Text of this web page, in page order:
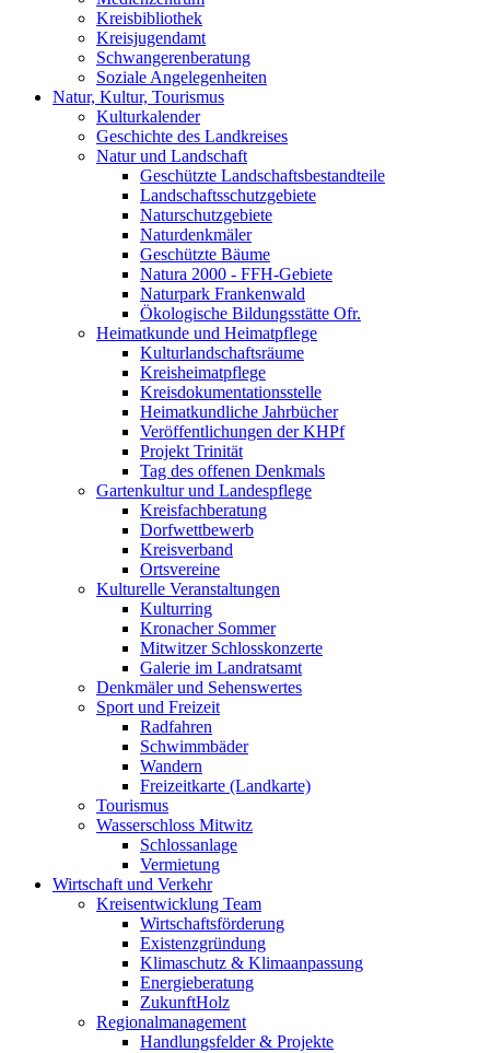
Kreisbibliothek
Kreisjugendamt
Schwangerenberatung
Soziale Angelegenheiten
Natur, Kultur, Tourismus
Kulturkalender
Geschichte des Landkreises
Natur und Landschaft
Geschützte Landschaftsbestandteile
Landschaftsschutzgebiete
Naturschutzgebiete
Naturdenkmäler
Geschützte Bäume
Natura 2000 - FFH-Gebiete
Naturpark Frankenwald
Ökologische Bildungsstätte Ofr.
Heimatkunde und Heimatpflege
Kulturlandschaftsräume
Kreisheimatpflege
Kreisdokumentationsstelle
Heimatkundliche Jahrbücher
Veröffentlichungen der KHPf
Projekt Trinität
Tag des offenen Denkmals
Gartenkultur und Landespflege
Kreisfachberatung
Dorfwettbewerb
Kreisverband
Ortsvereine
Kulturelle Veranstaltungen
Kulturring
Kronacher Sommer
Mitwitzer Schlosskonzerte
Galerie im Landratsamt
Denkmäler und Sehenswertes
Sport und Freizeit
Radfahren
Schwimmbäder
Wandern
Freizeitkarte (Landkarte)
Tourismus
Wasserschloss Mitwitz
Schlossanlage
Vermietung
Wirtschaft und Verkehr
Kreisentwicklung Team
Wirtschaftsförderung
Existenzgründung
Klimaschutz & Klimaanpassung
Energieberatung
ZukunftHolz
Regionalmanagement
Handlungsfelder & Projekte